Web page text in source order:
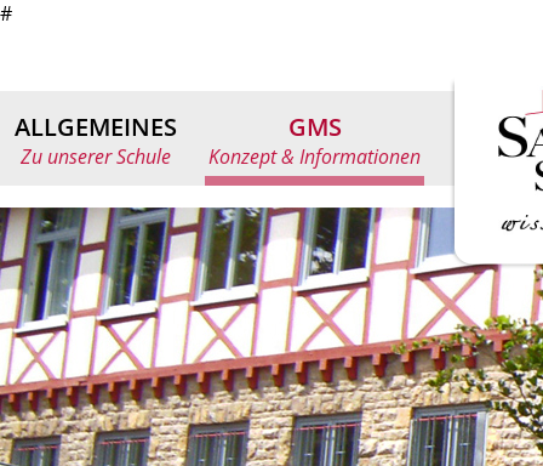
#
ALLGEMEINES
Zu unserer Schule
GMS
Konzept & Informationen